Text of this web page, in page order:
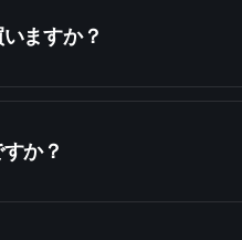
ますか？
Tournaments
か？